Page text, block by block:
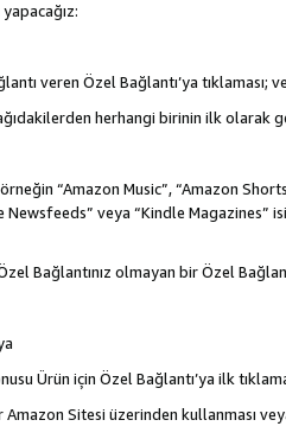
veren Özel Bağlantı’ya tıklaması; ve
herhangi birinin ilk
“Amazon Music”, “Amazon
veya “Kindle Magazines”
Bağlantınız olmayan bir Özel
Ürün için Özel Bağlantı’ya ilk
Sitesi üzerinden kullanması